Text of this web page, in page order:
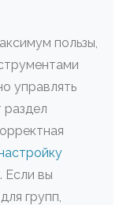
пользы,
управлять
раздел
. Если вы
групп,